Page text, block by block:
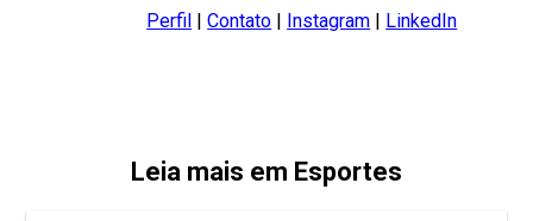
Perfil |Contato | Instagram | LinkedIn
Leia mais em Esportes